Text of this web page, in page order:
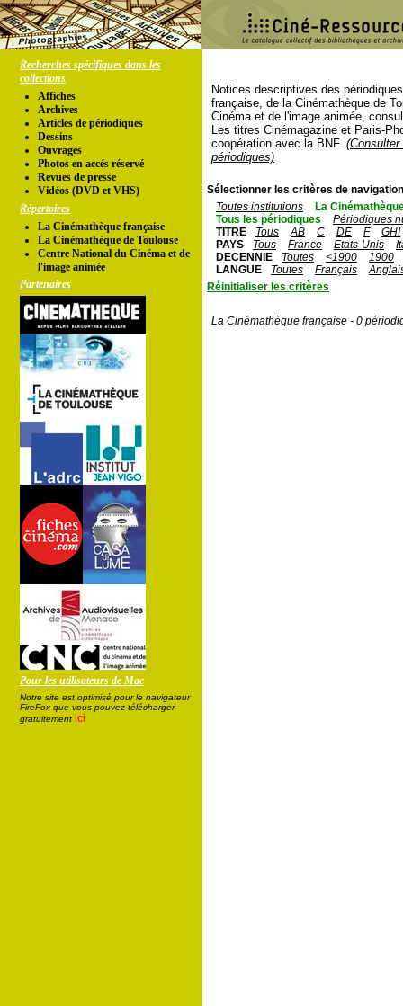
Recherches spécifiques dans les
collections
Affiches
Archives
Articles de périodiques
Dessins
Ouvrages
Photos en accés réservé
Revues de presse
Vidéos (DVD et VHS)
Répertoires
La Cinémathèque française
La Cinémathèque de Toulouse
Centre National du Cinéma et de
l'image animée
Partenaires
Pour les utilisateurs de Mac
Notre site est optimisé pour le navigateur
FireFox que vous pouvez télécharger
gratuitement ici
Notices descriptives des
française, de la Cinémathèque de
Cinéma et de l'image animée,
Les titres Cinémagazine et Paris-
coopération avec la BNF.
périodiques)
Sélectionner les critères de
Toutes institutions
La
Tous les périodiques
Périodiques
TITRE
Tous AB C DE F
GHI
PAYS
Tous France Etats-Unis
DECENNIE
Toutes <1900
1900
LANGUE
Toutes Français
Réinitialiser les critères
La Cinémathèque française - 0